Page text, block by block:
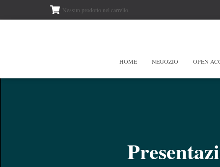
Nessun prodotto nel carrello.
HOME NEGOZIO OPEN